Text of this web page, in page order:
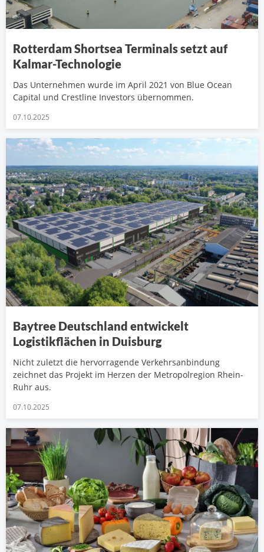
Rotterdam Shortsea Terminals setzt auf
Kalmar-Technologie
Das Unternehmen wurde im April 2021 von Blue Ocean
Capital und Crestline Investors übernommen.
07.10.2025
Baytree Deutschland entwickelt
Logistikflächen in Duisburg
Nicht zuletzt die hervorragende Verkehrsanbindung
zeichnet das Projekt im Herzen der Metropolregion Rhein-
Ruhr aus.
07.10.2025